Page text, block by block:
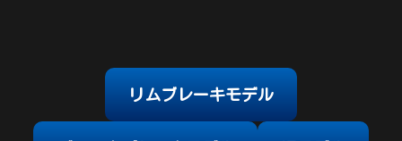
リムブレーキモデル